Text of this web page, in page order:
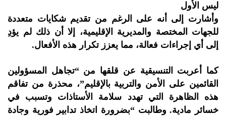
ليس الأول
وأشارت إلى أنه على الرغم من تقديم شكايات متعددة
للجهات المختصة والمديرية الإقليمية، إلا أن ذلك لم يؤدِ
إلى أي إجراءات فعالة، مما يعزز تكرار هذه الأفعال.
كما أعربت التنسيقية عن قلقها من “تجاهل المسؤولين
القائمين على الأمن والتربية بالإقليم”، محذرة من تفاقم
هذه الظاهرة التي تهدد سلامة الأستاذات وتسبب في
خسائر مادية. وطالبت “بضرورة اتخاذ تدابير فورية وجادة